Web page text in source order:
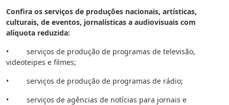
Confira os serviços de produções nacionais, artísticas,
culturais, de eventos, jornalísticas a audiovisuais com
alíquota reduzida:
• serviços de produção de programas de televisão,
videoteipes e filmes;
• serviços de produção de programas de rádio;
• serviços de agências de notícias para jornais e